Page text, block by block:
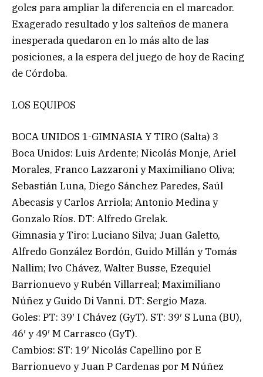
goles para ampliar la diferencia en el marcador.
Exagerado resultado y los salteños de manera
inesperada quedaron en lo más alto de las
posiciones, a la espera del juego de hoy de Racing
de Córdoba.
LOS EQUIPOS
BOCA UNIDOS 1-GIMNASIA Y TIRO (Salta) 3
Boca Unidos: Luis Ardente; Nicolás Monje, Ariel
Morales, Franco Lazzaroni y Maximiliano Oliva;
Sebastián Luna, Diego Sánchez Paredes, Saúl
Abecasis y Carlos Arriola; Antonio Medina y
Gonzalo Ríos. DT: Alfredo Grelak.
Gimnasia y Tiro: Luciano Silva; Juan Galetto,
Alfredo González Bordón, Guido Millán y Tomás
Nallim; Ivo Chávez, Walter Busse, Ezequiel
Barrionuevo y Rubén Villarreal; Maximiliano
Núñez y Guido Di Vanni. DT: Sergio Maza.
Goles: PT: 39′ I Chávez (GyT). ST: 39′ S Luna (BU),
46′ y 49′ M Carrasco (GyT).
Cambios: ST: 19′ Nicolás Capellino por E
Barrionuevo y Juan P Cardenas por M Núñez